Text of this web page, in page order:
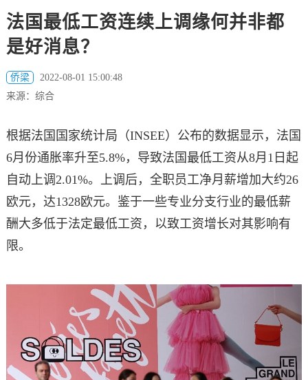
法国最低工资连续上调缘何并非都
是好消息？
侨梁
2022-08-01 15:00:48
来源：综合
根据法国国家统计局（INSEE）公布的数据显示，法国
6月份通胀率升至5.8%，导致法国最低工资从8月1日起
自动上调2.01%。上调后，全职员工净月薪增加大约26
欧元，达1328欧元。鉴于一些专业分支行业的最低薪
酬大多低于法定最低工资，以致工资增长对其影响有
限。